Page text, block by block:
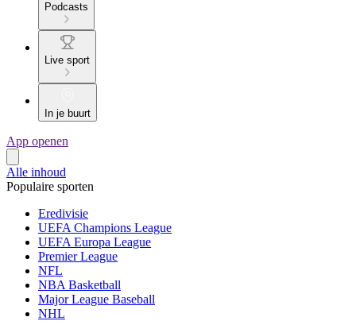
Podcasts
Live sport
In je buurt
App openen
Alle inhoud
Populaire sporten
Eredivisie
UEFA Champions League
UEFA Europa League
Premier League
NFL
NBA Basketball
Major League Baseball
NHL